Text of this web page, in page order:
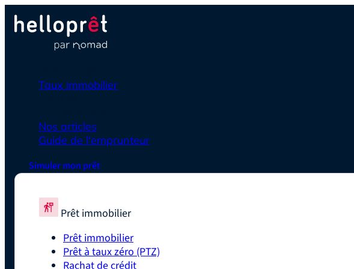
Taux immobilier
Nos articles
Guide de l'emprunteur
Simuler mon prêt
Prêt immobilier
Prêt immobilier
Prêt à taux zéro (PTZ)
Rachat de crédit